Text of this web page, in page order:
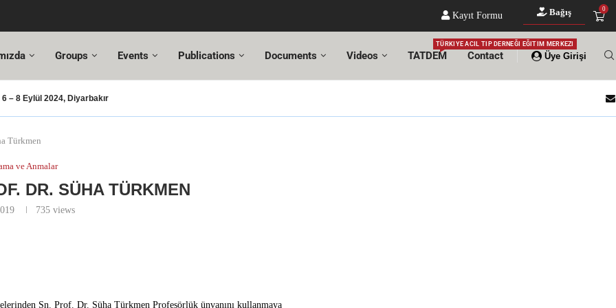
Kayıt Formu Bağış 0
Groups Events Publications Documents Videos TATDEM
TÜRKIYE ACIL TIP DERNEĞI EĞITIM MERKEZI
Contact Üye Girişi
– 8 Eylül 2024, Diyarbakır
Türkmen
ve Anmalar
DR. SÜHA TÜRKMEN
735 views
Sn. Prof. Dr. Süha Türkmen Profesörlük ünvanını kullanmaya